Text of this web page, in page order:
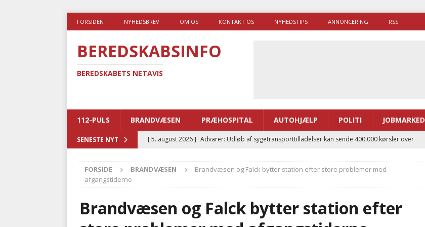
FORSIDEN NYHEDSBREV OM OS KONTAKT OS NYHEDSTIPS ANNONCERING RSS
BEREDSKABSINFO
BEREDSKABETS NETAVIS
112-PULS BRANDVÆSEN PRÆHOSPITAL AUTOHJÆLP POLITI JOBMARKED
SENESTE NYT [ 5. august 2026 ] Advarer: Udløb af sygetransporttilladelser kan sende 400.000 kørsler over
[ 5. august 2026 ] Ny ambulance og el-sygetransportvogn til Samsø
PRÆHOSPITAL
BRANDVÆSEN
[ 4. august 2026 ] Ny treårig politiuddannelse skal ruste betjentene til mere kompleks
FORSIDE BRANDVÆSEN
Brandvæsen og Falck bytter station efter store problemer med
afgangstiderne
Brandvæsen og Falck bytter station efter